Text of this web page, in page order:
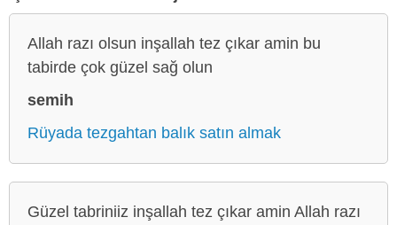
Allah razı olsun inşallah tez çıkar amin bu
tabirde çok güzel sağ olun
semih
Rüyada tezgahtan balık satın almak
Güzel tabriniiz inşallah tez çıkar amin Allah razı